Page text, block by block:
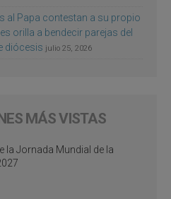
al Papa contestan a su propio
orilla a bendecir parejas del
diócesis julio 25, 2026
MÁS VISTAS
la Jornada Mundial de la